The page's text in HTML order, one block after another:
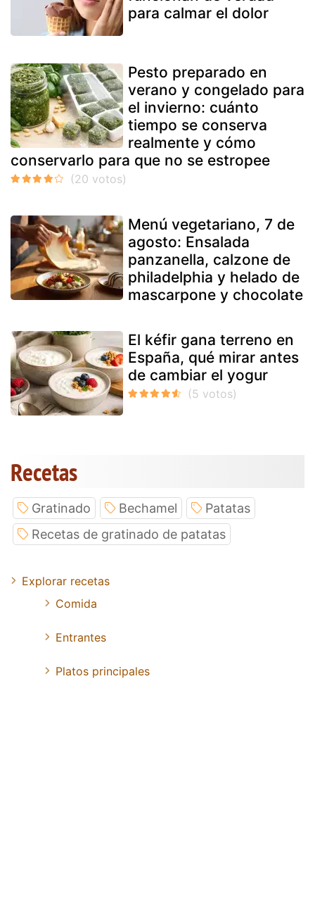
para calmar el dolor
Pesto preparado en
verano y congelado para
el invierno: cuánto
tiempo se conserva
realmente y cómo
conservarlo para que no se estropee
Menú vegetariano, 7 de
agosto: Ensalada
panzanella, calzone de
philadelphia y helado de
mascarpone y chocolate
El kéfir gana terreno en
España, qué mirar antes
de cambiar el yogur
Recetas
Gratinado Bechamel
Patatas
Recetas de gratinado de patatas
Explorar recetas
Comida
Entrantes
Platos principales